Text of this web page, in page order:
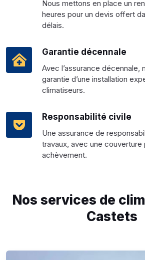
Nous mettons en place un
heures pour un devis offert
délais.
Garantie décennale
Avec l’assurance décennale,
garantie d’une installation
climatiseurs.
Responsabilité civile
Une assurance de
travaux, avec une
achèvement.
Nos services de
Castets